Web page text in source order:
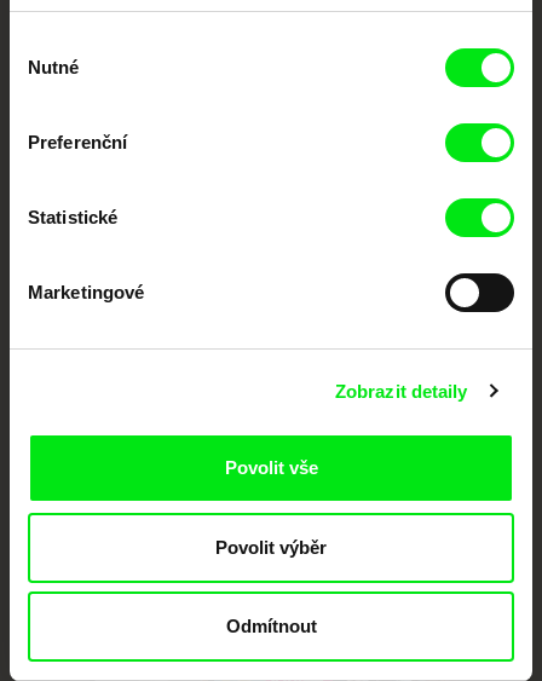
souhlasu
Nutné
Preferenční
Statistické
Marketingové
Zobrazit detaily
Povolit vše
Povolit výběr
Odmítnout
Vaše online
Portál DAFilms.cz je výsledkem tvůrčí spolupráce 7 klíčových evropských
Millennium Docs